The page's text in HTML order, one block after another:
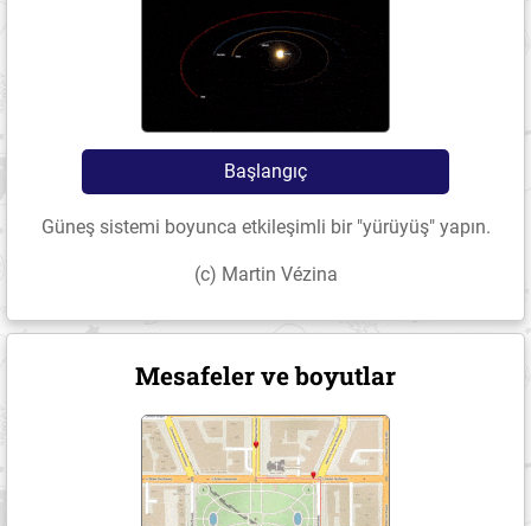
Başlangıç
Güneş sistemi boyunca etkileşimli bir "yürüyüş" yapın.
(c) Martin Vézina
Mesafeler ve boyutlar